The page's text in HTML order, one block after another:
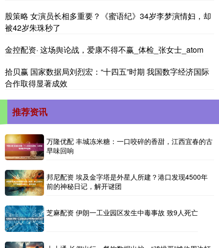
股策略 女演员长相多重要？《蜜语纪》34岁李梦演情妇，却
被42岁朱珠秒了
金控配资· 这场舆论战，爱康不得不赢_体检_张女士_atom
拾贝赢 国家数据局刘烈宏：“十四五”时期 我国数字经济国际
合作取得显著成效
推荐资讯
万隆优配 丰城冻米糖：一口咬碎的香甜，江西宜春的古
早味回响
邦尼配资 埃及金字塔是外星人所建？港口发现4500年
前的神秘日记，解开谜团
芝麻配资 伊朗一工业园区发生中毒事故 致9人死亡